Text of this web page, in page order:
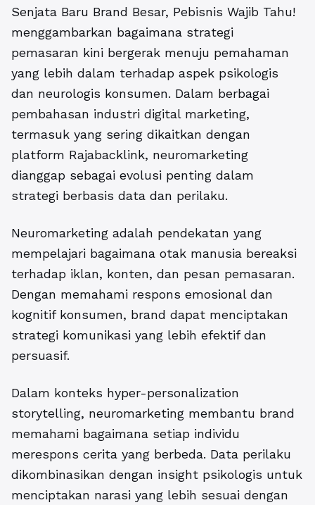
Senjata Baru Brand Besar, Pebisnis Wajib Tahu!
menggambarkan bagaimana strategi
pemasaran kini bergerak menuju pemahaman
yang lebih dalam terhadap aspek psikologis
dan neurologis konsumen. Dalam berbagai
pembahasan industri digital marketing,
termasuk yang sering dikaitkan dengan
platform Rajabacklink, neuromarketing
dianggap sebagai evolusi penting dalam
strategi berbasis data dan perilaku.
Neuromarketing adalah pendekatan yang
mempelajari bagaimana otak manusia bereaksi
terhadap iklan, konten, dan pesan pemasaran.
Dengan memahami respons emosional dan
kognitif konsumen, brand dapat menciptakan
strategi komunikasi yang lebih efektif dan
persuasif.
Dalam konteks hyper-personalization
storytelling, neuromarketing membantu brand
memahami bagaimana setiap individu
merespons cerita yang berbeda. Data perilaku
dikombinasikan dengan insight psikologis untuk
menciptakan narasi yang lebih sesuai dengan